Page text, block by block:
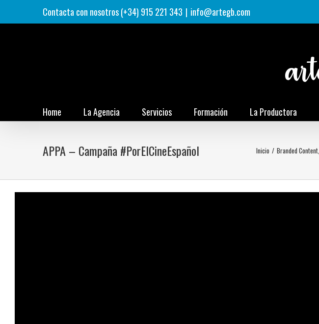
al
Contacta con nosotros (+34) 915 221 343 | info@artegb.com
Home La Agencia Servicios Formación La Productora
APPA – Campaña #PorElCineEspañol Inicio / Branded Content